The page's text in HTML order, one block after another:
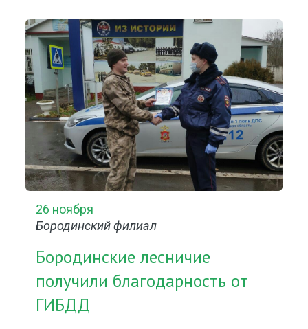
26 ноября
Бородинский филиал
Бородинские лесничие
получили благодарность от
ГИБДД